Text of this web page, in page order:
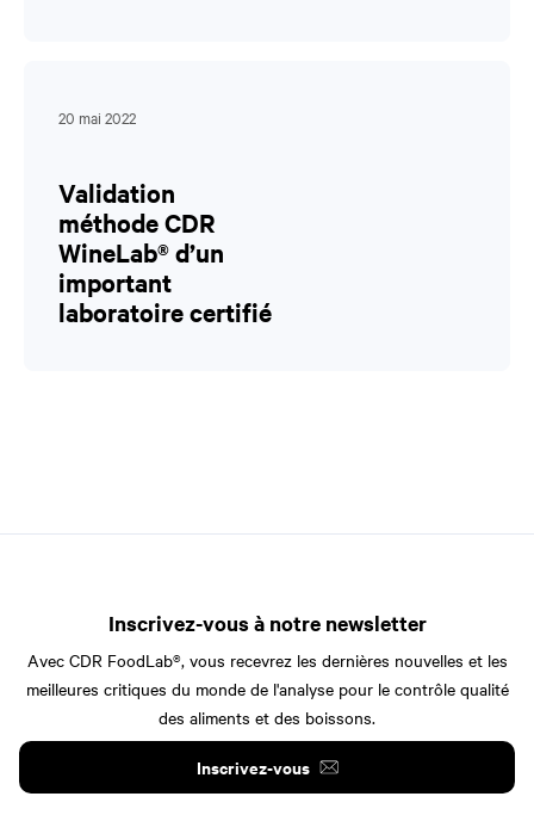
20 mai 2022
Validation
méthode CDR
WineLab® d’un
important
laboratoire certifié
Inscrivez-vous à notre newsletter
Avec CDR FoodLab®, vous recevrez les dernières nouvelles et les
meilleures critiques du monde de l'analyse pour le contrôle qualité
des aliments et des boissons.
Inscrivez-vous